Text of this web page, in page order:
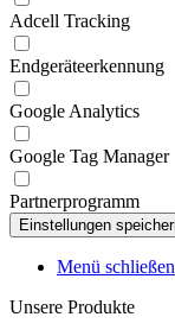
Adcell Tracking
Endgeräteerkennung
Google Analytics
Google Tag Manager
Partnerprogramm
Menü schließen
Unsere Produkte